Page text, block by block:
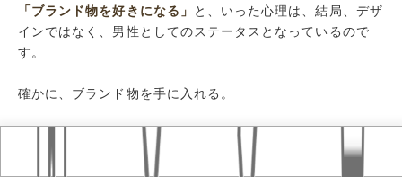
「ブランド物を好きになる」
と、いった心理は、結局、デザ
インではなく、男性としてのステータスとなっているので
す。
確かに、ブランド物を手に入れる。
という、1つの目標として仕事をより頑張ることができるの
なら、それはそれでいいのかもしれません。
おすすめ記事